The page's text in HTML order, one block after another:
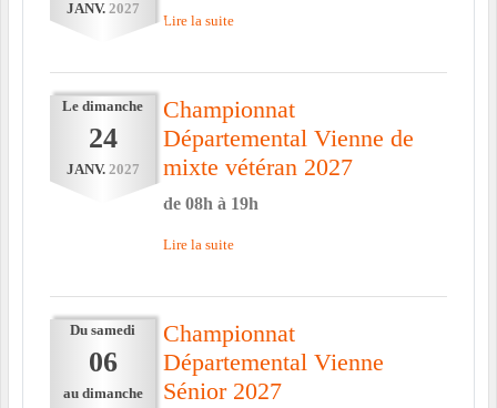
JANV. 2027
Lire la suite
Le dimanche
24
JANV. 2027
Championnat
Départemental Vienne de
mixte vétéran 2027
de 08h à 19h
Lire la suite
Du samedi
06
au dimanche
Championnat
Départemental Vienne
Sénior 2027